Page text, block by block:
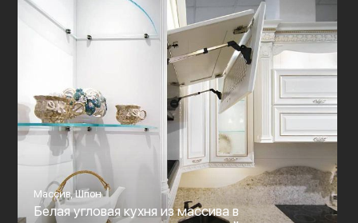
Массив, Шпон
Белая угловая кухня из массива в